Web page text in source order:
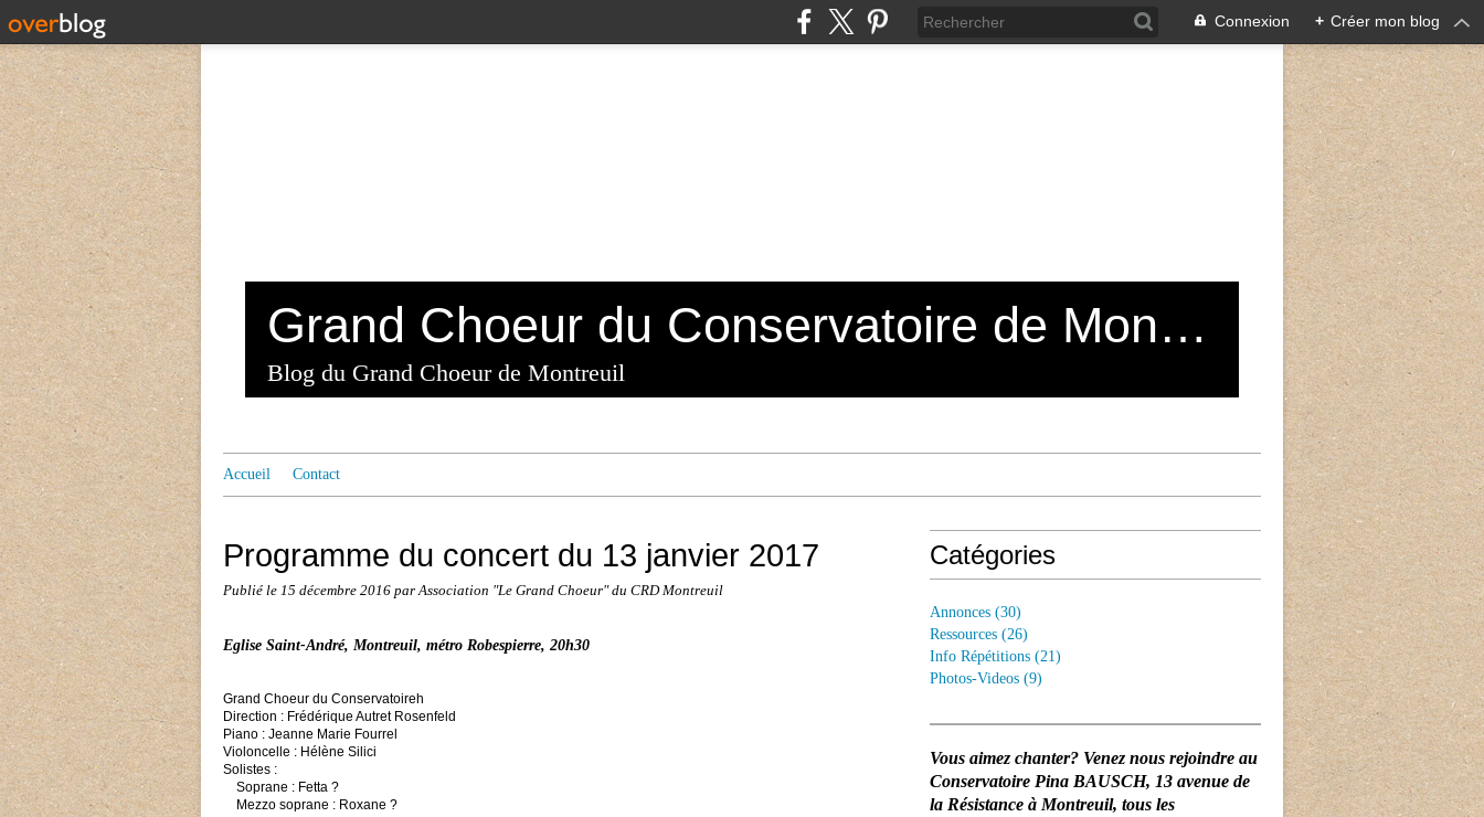
Connexion + Créer mon blog
Grand Choeur du Conservatoire de Montreuil
Blog du Grand Choeur de Montreuil
Accueil Contact
Programme du concert du 13 janvier 2017
Publié le 15 décembre 2016 par Association "Le Grand Choeur" du CRD Montreuil
Eglise Saint-André, Montreuil, métro Robespierre, 20h30
Grand Choeur du Conservatoireh
Direction : Frédérique Autret Rosenfeld
Piano : Jeanne Marie Fourrel
Violoncelle : Hélène Silici
Solistes :
Soprane : Fetta ?
Mezzo soprane : Roxane ?
Catégories
Annonces (30)
Ressources (26)
Info Répétitions (21)
Photos-Videos (9)
Vous aimez chanter? Venez nous rejoindre au
Conservatoire Pina BAUSCH, 13 avenue de
la Résistance à Montreuil, tous les